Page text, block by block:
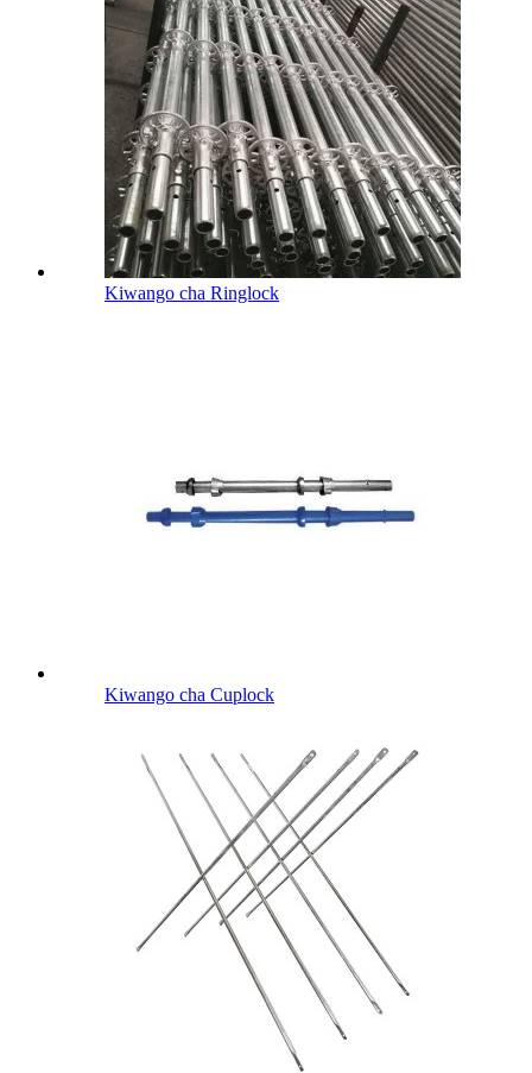
Kiwango cha Ringlock
Kiwango cha Cuplock